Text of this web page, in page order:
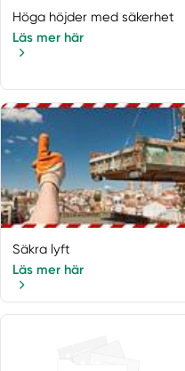
Höga höjder med säkerhet
Läs mer här
Säkra lyft
Läs mer här